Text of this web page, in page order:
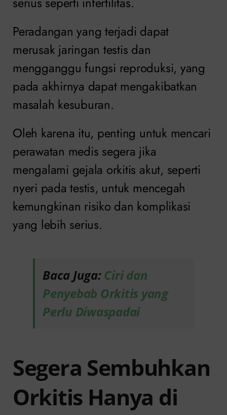
Peradangan yang terjadi dapat
merusak jaringan testis dan
mengganggu fungsi reproduksi, yang
pada akhirnya dapat mengakibatkan
masalah kesuburan.
Oleh karena itu, penting untuk mencari
perawatan medis segera jika
mengalami gejala orkitis akut, seperti
nyeri pada testis, untuk mencegah
kemungkinan risiko dan komplikasi
yang lebih serius.
Baca Juga:Ciri dan
Penyebab Orkitis yang
Perlu Diwaspadai
Segera Sembuhkan
Orkitis Hanya di